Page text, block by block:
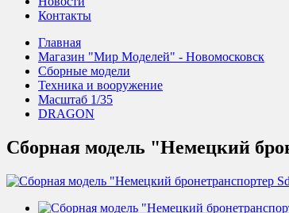
Контакты
Главная
Магазин "Мир Моделей" - Новомосковск
Сборные модели
Техника и вооружение
Масштаб 1/35
DRAGON
Сборная модель "Немецкий